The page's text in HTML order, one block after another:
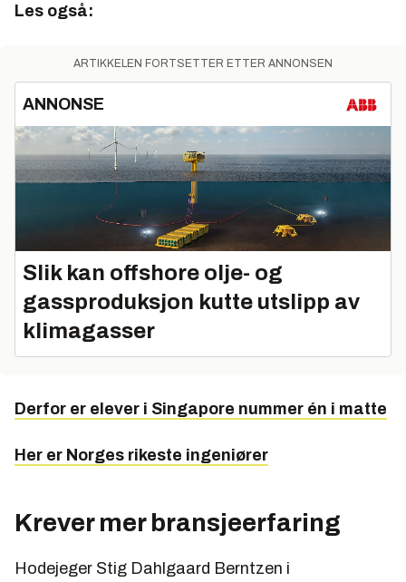
Les også:
ARTIKKELEN FORTSETTER ETTER ANNONSEN
ANNONSE
Slik kan offshore olje- og
gassproduksjon kutte utslipp av
klimagasser
Derfor er elever i Singapore nummer én i matte
Her er Norges rikeste ingeniører
Krever mer bransjeerfaring
Hodejeger Stig Dahlgaard Berntzen i